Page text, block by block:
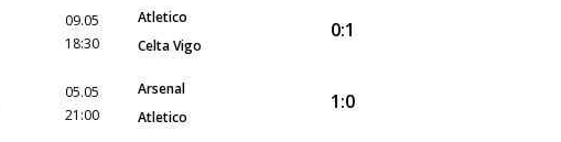
09.05
18:30
Atletico
Celta Vigo
0:1
05.05
21:00
Arsenal
Atletico
1:0